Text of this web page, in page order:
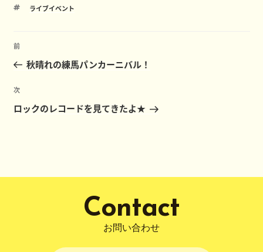
ゴ
タ
ライブイベント
投
稿
ナ
ビ
ゲ
前
の
稿
前
秋晴れの練馬パンカーニバル！
次
の
次
ロックのレコードを見てきたよ★
Contact
お問い合わせ